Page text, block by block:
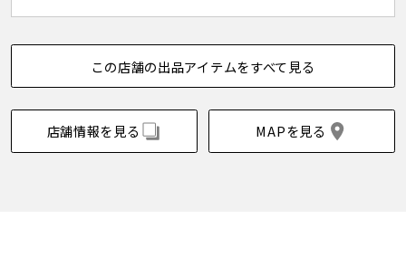
この店舗の出品アイテムをすべて見る
店舗情報を見る MAPを見る